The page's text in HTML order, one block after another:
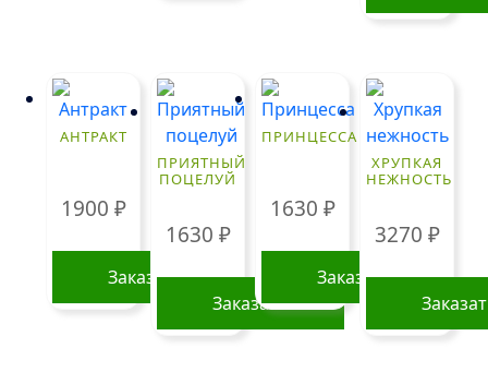
Опции
можно
на
АНТРАКТ
1900 ₽
Заказать
ПРИЯТНЫЙ
ПОЦЕЛУЙ
1630 ₽
Заказать
ПРИНЦЕССА
1630 ₽
Заказать
ХРУПКАЯ
НЕЖНОСТЬ
3270 ₽